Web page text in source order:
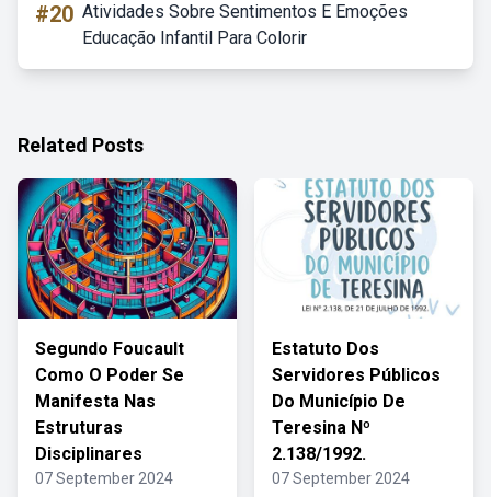
#20 Atividades Sobre Sentimentos E Emoções
Educação Infantil Para Colorir
Related Posts
Segundo Foucault
Como O Poder Se
Manifesta Nas
Estruturas
Disciplinares
07 September 2024
Estatuto Dos
Servidores Públicos
Do Município De
Teresina Nº
2.138/1992.
07 September 2024